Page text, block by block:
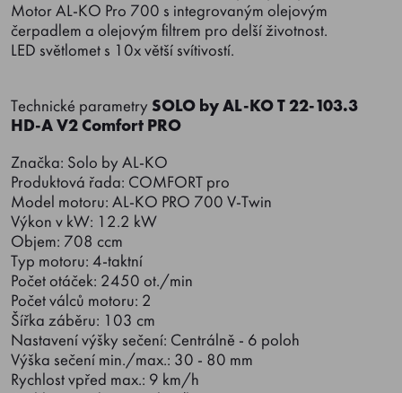
Motor AL-KO Pro 700 s integrovaným olejovým
čerpadlem a olejovým filtrem pro delší životnost.
LED světlomet s 10x větší svítivostí.
Technické parametry SOLO by AL-KO T 22-103.3
HD-A V2 Comfort PRO
Značka: Solo by AL-KO
Produktová řada: COMFORT pro
Model motoru: AL-KO PRO 700 V-Twin
Výkon v kW: 12.2 kW
Objem: 708 ccm
Typ motoru: 4-taktní
Počet otáček: 2450 ot./min
Počet válců motoru: 2
Šířka záběru: 103 cm
Nastavení výšky sečení: Centrálně - 6 poloh
Výška sečení min./max.: 30 - 80 mm
Rychlost vpřed max.: 9 km/h